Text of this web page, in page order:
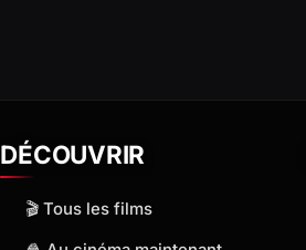
DÉCOUVRIR
🎬 Tous les films